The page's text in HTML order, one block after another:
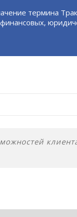
термина